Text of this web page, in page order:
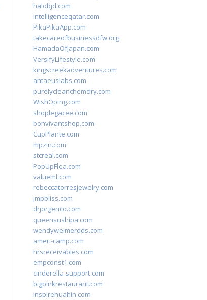
halobjd.com
intelligenceqatar.com
PikaPikaApp.com
takecareofbusinessdfw.org
HamadaOfJapan.com
VersifyLifestyle.com
kingscreekadventures.com
antaeuslabs.com
purelycleanchemdry.com
WishOping.com
shoplegacee.com
bonvivantshop.com
CupPlante.com
mpzin.com
stcreal.com
PopUpFlea.com
valueml.com
rebeccatorresjewelry.com
jmpbliss.com
drjorgerico.com
queensushipa.com
wendyweimerdds.com
ameri-camp.com
hrsreceivables.com
empconst1.com
cinderella-support.com
bigpinkrestaurant.com
inspirehuahin.com